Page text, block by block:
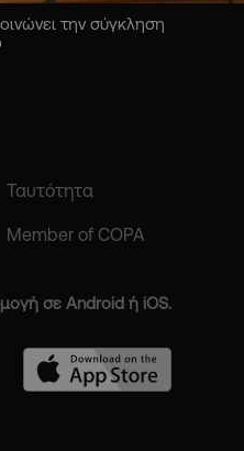
την σύγκληση
Ταυτότητα
Member of COPA
σε Android ή iOS.